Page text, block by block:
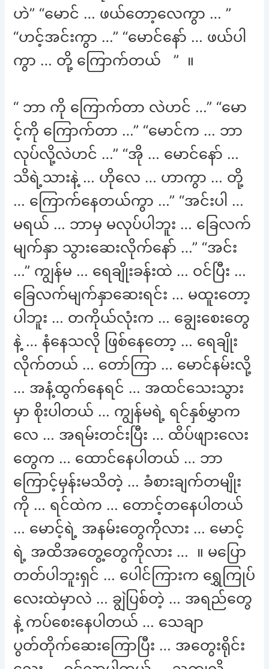
ဟဲ” “မောင် … ဖယ်တော့လေကွာ … ”
“ဟင့်အင်းကွာ …” “မောင်နော် … ဖယ်ပါ
ကွာ … တို့ ကြောက်တယ် ” ။
“ ဘာ ကို ကြောက်တာ လဲဟင် …” “မော
င့်ကို ကြောက်တာ …” “မောင်က … ဘာ
လုပ်လို့လဲဟင် …” “အို … မောင်နော် …
သိရဲ့သားနဲ့ … ဟိုလေ … ဟာကွာ … တို့
… ကြောက်နေတယ်ကွာ …” “အင်းပါ …
မရယ် … ဘာမှ မလုပ်ပါဘူး … ခြေလက်
မျက်နှာ သွားဆေးလိုက်နော် …” “အင်း
…” ကျွန်မ … ရေချိုးခန်းထဲ … ဝင်ပြီး …
ခြေလက်မျက်နှာဆေးရင်း … မထူးတော့
ပါဘူး … တကိုယ်လုံးက … ချွေးစေးတွေ
နဲ့ … နံနေသလို ဖြစ်နေတော့ … ရေချိုး
လိုက်တယ် … တော်ကြာ … မောင်နမ်းလို့
… အနံ့ထွက်နေရင် … အထင်သေးသွား
မှာ စိုးပါတယ် … ကျွန်မရဲ့ ရင်နှစ်မွှာက
လေ … အရမ်းတင်းပြီး … ထိပ်ဖျားလေး
တွေက … ထောင်နေပါတယ် … ဘာ
ကြောင့်မှန်းမသိတဲ့ … ခံစားချက်တမျိုး
ကို … ရင်ထဲက … တောင့်တနေပါတယ်
… မောင့်ရဲ့ အနမ်းတွေကိုလား … မောင့်
ရဲ့ အထိအတွေ့တွေကိုလား … ။ မပြော
တတ်ပါဘူးရှင် … ပေါင်ကြားက ရွှေကြုပ်
လေးထဲမှာလဲ … ချွဲပြစ်တဲ့ … အရည်တွေ
နဲ့ ကပ်စေးနေပါတယ် … သေချာ
ပွတ်တိုက်ဆေးကြောပြီး … အတွေးရိုင်း